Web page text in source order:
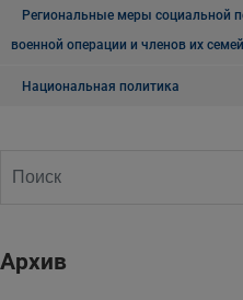
Региональные меры социальной
военной операции и членов их семей
Национальная политика
Архив